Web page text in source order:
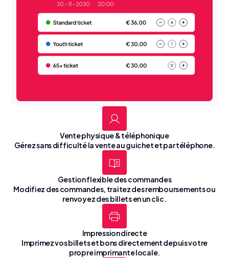
Vente physique & téléphonique
Gérez sans difficulté la vente au guichet et par téléphone.
Gestion flexible des commandes
Modifiez des commandes, traitez des remboursements ou
renvoyez des billets en un clic.
Impression directe
Imprimez vos billets et bons directement depuis votre
propre imprimante locale.